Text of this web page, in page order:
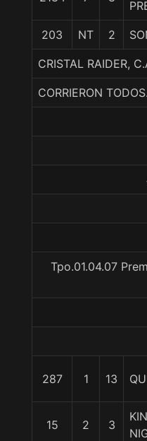
203 NT 2
CRISTAL RAIDER,
CORRIERON TODOS.
Tpo.01.04.07
287 1 13
15 2 3